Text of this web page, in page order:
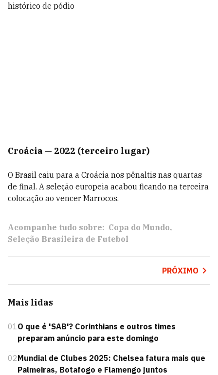
histórico de pódio
Croácia — 2022 (terceiro lugar)
O Brasil caiu para a Croácia nos pênaltis nas quartas
de final. A seleção europeia acabou ficando na terceira
colocação ao vencer Marrocos.
Acompanhe tudo sobre: Copa do Mundo
Seleção Brasileira de Futebol
PRÓXIMO
Mais lidas
01O que é 'SAB'? Corinthians e outros times
preparam anúncio para este domingo
02Mundial de Clubes 2025: Chelsea fatura mais que
Palmeiras, Botafogo e Flamengo juntos